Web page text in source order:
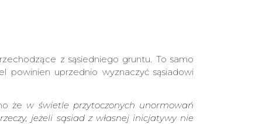
z sąsiedniego gruntu. To samo
powinien uprzednio wyznaczyć sąsiadowi
że w świetle przytoczonych unormowań
jeżeli sąsiad z własnej inicjatywy nie